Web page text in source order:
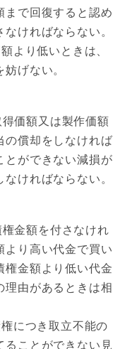
まで回復すると認め
ければならない。
より低いときは、
げない。
価額又は製作価額
の償却をしなければ
とができない減損が
ければならない。
金額を付さなけれ
より高い代金で買い
権金額より低い代金
理由があるときは相
につき取立不能の
ることができない見